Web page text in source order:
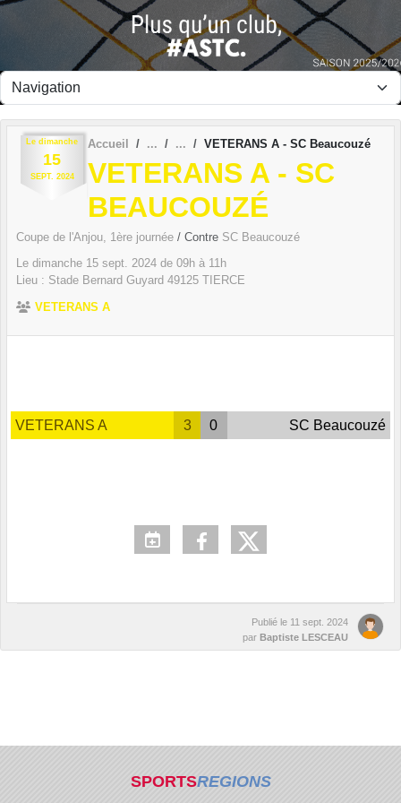
Le dimanche
15
SEPT. 2024
Accueil VETERANS A - SC Beaucouzé
VETERANS A - SC
BEAUCOUZÉ
Coupe de l'Anjou, 1ère journée / Contre SC Beaucouzé
Le dimanche 15 sept. 2024 de 09h à 11h
Lieu : Stade Bernard Guyard 49125 TIERCE
VETERANS A
VETERANS A 3 0 SC Beaucouzé
Publié le 11 sept. 2024
par Baptiste LESCEAU
SPORTSREGIONS
Panneau de gestion des cookies